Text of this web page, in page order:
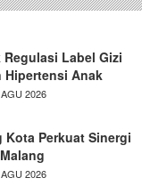
Regulasi Label Gizi
Hipertensi Anak
2026
Kota Perkuat Sinergi
2026